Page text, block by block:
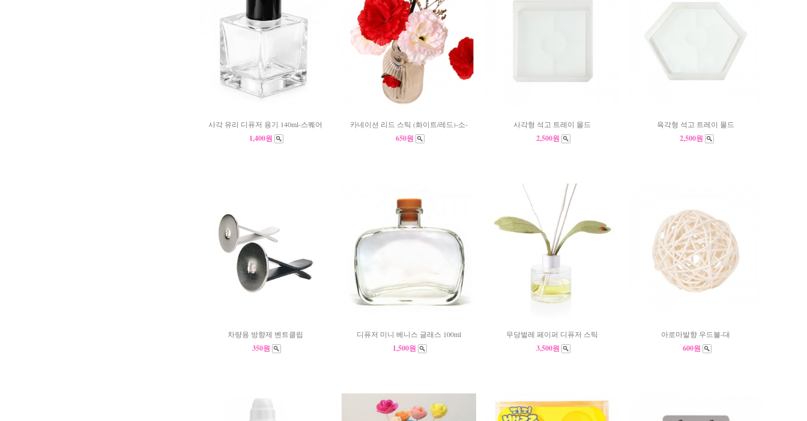
사각 유리 디퓨저 용기 140ml-스퀘어
1,400원
카네이션 리드 스틱 (화이트/레드)-소-
650원
사각형 석고 트레이 몰드
2,500원
육각형 석고 트레이 몰드
2,500원
차량용 방향제 벤트클립
350원
디퓨저 미니 베니스 글래스 100ml
1,500원
무당벌레 페이퍼 디퓨저 스틱
3,500원
아로마발향 우드볼-대
600원